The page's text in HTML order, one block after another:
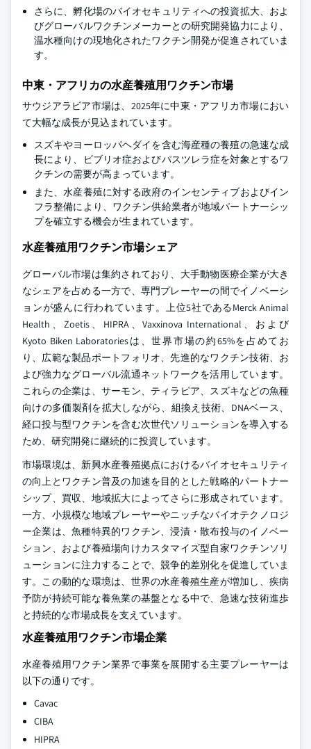
さらに、孵化場のバイオセキュリティへの投資拡大、およ
びグローバルワクチンメーカーとの研究開発協力により、
温水種向けの現地化されたワクチン開発が促進されていま
す。
中東・アフリカの水産養殖用ワクチン市場
サウジアラビア市場は、2025年に中東・アフリカ市場におい
て大幅な成長が見込まれています。
スズキやヨーロッパヘダイを含む海産種の養殖の急速な成
長により、ビブリオ症およびパスツレラ症を対象とするワ
クチンの需要が高まっています。
また、水産養殖に対する政府のインセンティブおよびイン
フラ整備により、ワクチン供給業者が地域パートナーシッ
プを確立する機会が生まれています。
水産養殖用ワクチン市場シェア
グローバル市場は集約されており、大手動物医療企業が大き
なシェアを占める一方で、専門プレーヤーの間でイノベーシ
ョンが盛んに行われています。上位5社であるMerck Animal
Health、Zoetis、HIPRA、Vaxxinova International、および
Kyoto Biken Laboratoriesは、世界市場の約65%を占めてお
り、広範な製品ポートフォリオ、先進的なワクチン技術、お
よび強力なグローバル流通ネットワークを活用しています。
これらの企業は、サーモン、ティラピア、スズキなどの魚種
向けの多価製剤を拡大しながら、組換え技術、DNAベース、
経口投与型ワクチンを含む次世代ソリューションを導入する
ため、研究開発に継続的に投資しています。
市場環境は、新興水産養殖拠点におけるバイオセキュリティ
の向上とワクチン普及の加速を目的とした戦略的パートナー
シップ、買収、地域拡大によってさらに形成されています。
一方、小規模な地域プレーヤーやニッチなバイオテクノロジ
ー企業は、魚種特異的ワクチン、浸漬・散布投与のイノベー
ション、および養殖場向けカスタマイズ型自家ワクチンソリ
ューションに注力することで、競争的差別化を促進していま
す。この動的な環境は、世界の水産養殖生産が増加し、疾病
予防が持続可能な養魚業の基盤となる中で、急速な技術進歩
と持続的な市場成長を支えています。
水産養殖用ワクチン市場企業
水産養殖用ワクチン業界で事業を展開する主要プレーヤーは
以下の通りです。
Cavac
CIBA
HIPRA